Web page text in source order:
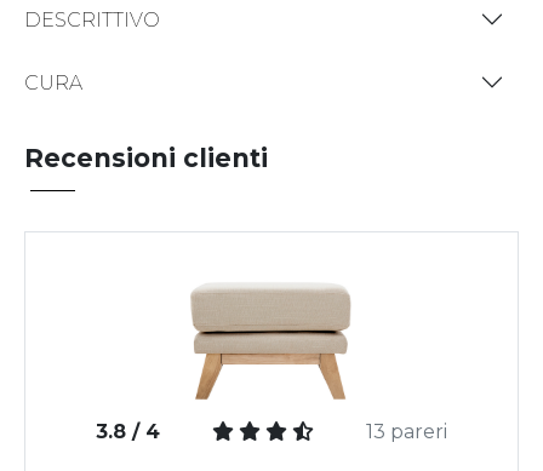
DESCRITTIVO
CURA
Recensioni clienti
3.8 / 4 13 pareri